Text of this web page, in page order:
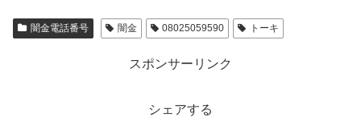
闇金電話番号 闇金 08025059590 トーキ
スポンサーリンク
シェアする